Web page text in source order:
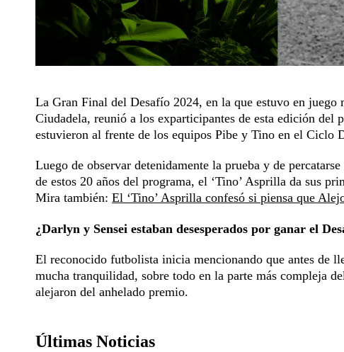
La Gran Final del Desafío 2024, en la que estuvo en
Ciudadela, reunió a los exparticipantes de esta edición del
estuvieron al frente de los equipos Pibe y Tino en el Ciclo
Luego de observar detenidamente la prueba y de
de estos 20 años del programa, el ‘Tino’ Asprilla da sus
Mira también: El ‘Tino’ Asprilla confesó si piensa que
¿Darlyn y Sensei estaban desesperados por ganar el
El reconocido futbolista inicia mencionando que antes de
mucha tranquilidad, sobre todo en la parte más compleja
alejaron del anhelado premio.
Últimas Noticias